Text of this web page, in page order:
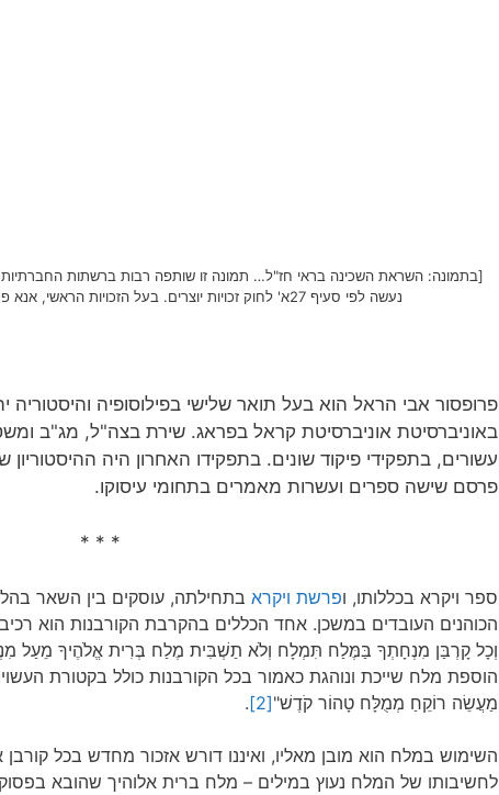
[בתמונה: השראת השכינה בראי חז"ל… תמונה זו שותפה רבות ברשתות החברתיות;
נעשה לפי סעיף 27א' לחוק זכויות יוצרים. בעל הזכויות הראשי, אנא פנה ל: yehezkeally@gmail.com]
פרופסור אבי הראל הוא בעל תואר שלישי בפילוסופיה והיסטוריה
באוניברסיטת אוניברסיטת קראל בפראג. שירת בצה"ל, מג"ב
עשורים, בתפקידי פיקוד שונים. בתפקידו האחרון היה
פרסם שישה ספרים ועשרות מאמרים בתחומי עיסוקו.
* * *
ספר ויקרא בכללותו, ופרשת ויקרא בתחילתה, עוסקים בין השאר
הכוהנים העובדים במשכן. אחד הכללים בהקרבת הקורבנות הוא
וְכָל קָרְבַּן מִנְחָתְךָ בַּמֶּלַח תִּמְלָח וְלֹא תַשְׁבִּית מֶלַח בְּרִית אֱלֹהֶיךָ מֵעַל
הוספת מלח שייכת ונוהגת כאמור בכל הקורבנות כולל בקטורת
מַעֲשֵׂה רוֹקֵחַ מְמֻלָּח טָהוֹר קֹדֶשׁ"[2]
.
השימוש במלח הוא מובן מאליו, ואיננו דורש אזכור מחדש בכל
לחשיבותו של המלח נעוץ במילים – מלח ברית אלוהיך שהובא בפסוק